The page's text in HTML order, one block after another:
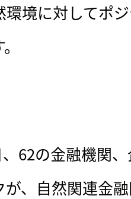
境に対してポ
62の金融機関
、自然関連金